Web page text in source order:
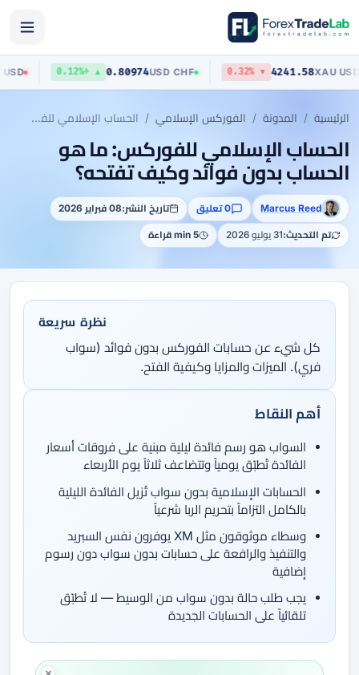
4241.58
▼ 0.32%
USD CHF
0.80974
▲ +0.12%
AUD USD
الرئيسية المدونة الفوركس الإسلامي الحساب الإسلامي للفوركس: ما هو الحساب بدون فوائد وكيف تفتحه؟
الحساب الإسلامي للفوركس: ما هو
الحساب بدون فوائد وكيف تفتحه؟
Marcus Reed 0 تعليق تاريخ النشر:08 فبراير 2026
تم التحديث:31 يوليو 2026 5 min قراءة
نظرة سريعة
كل شيء عن حسابات الفوركس بدون فوائد (سواب
فري). الميزات والمزايا وكيفية الفتح.
أهم النقاط
السواب هو رسم فائدة ليلية مبنية على فروقات أسعار
الفائدة تُطبّق يومياً وتتضاعف ثلاثاً يوم الأربعاء
الحسابات الإسلامية بدون سواب تُزيل الفائدة الليلية
بالكامل التزاماً بتحريم الربا شرعياً
وسطاء موثوقون مثل XM يوفرون نفس السبريد
والتنفيذ والرافعة على حسابات بدون سواب دون رسوم
إضافية
يجب طلب حالة بدون سواب من الوسيط — لا تُطبّق
تلقائياً على الحسابات الجديدة